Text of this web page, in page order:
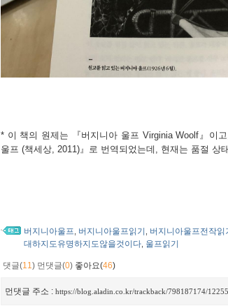
* 이 책의 원제는 『버지니아 울프 Virginia Woolf』 이고
울프 (책세상, 2011)』로 번역되었는데 , 현재는 품절 상
버지니아울프, 버지니아울프읽기 , 버지니아울프전작읽
대하지도유명하지도않을것이다, 울프읽기
댓글(11) 먼댓글(0) 좋아요(46)
먼댓글 주소 : https://blog.aladin.co.kr/trackback/798187174/